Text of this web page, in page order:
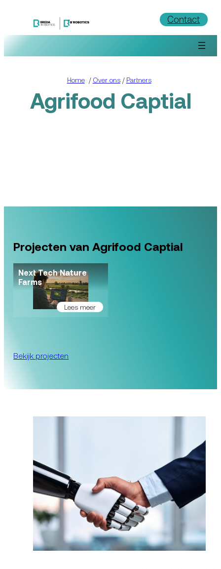
Contact
Home/ Over ons/ Partners
Agrifood Captial
Projecten van Agrifood Captial
Next Tech Nature
Farms
Lees meer
Bekijk projecten